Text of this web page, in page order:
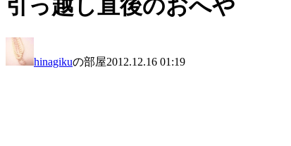
引っ越し直後のおへや
hinagikuの部屋2012.12.16 01:19